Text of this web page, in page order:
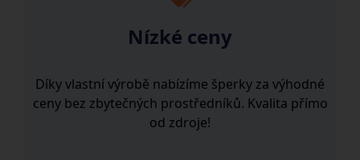
Nízké ceny
Díky vlastní výrobě nabízíme šperky za výhodné
ceny bez zbytečných prostředníků. Kvalita přímo
od zdroje!